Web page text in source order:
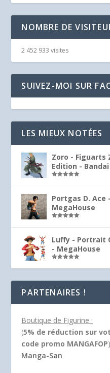
NOMBRE DE
2 452 933 visites
SUIVEZ-MOI SUR
LES MIEUX NOTÉES
Zoro - Figuarts
Edition - Bandai
Portgas D. Ace
MegaHouse
Luffy - Portrait
- MegaHouse
PARTENAIRES !
Boutique de Figurine :
(5% de réduction sur
code promo MANGAFOP
Manga-San